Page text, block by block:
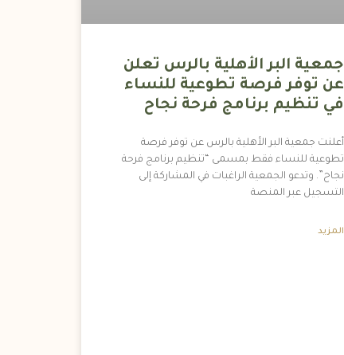
جمعية البر الأهلية بالرس تعلن
عن توفر فرصة تطوعية للنساء
في تنظيم برنامج فرحة نجاح
أعلنت جمعية البر الأهلية بالرس عن توفر فرصة
تطوعية للنساء فقط بمسمى “تنظيم برنامج فرحة
نجاح”. وتدعو الجمعية الراغبات في المشاركة إلى
التسجيل عبر المنصة
المزيد